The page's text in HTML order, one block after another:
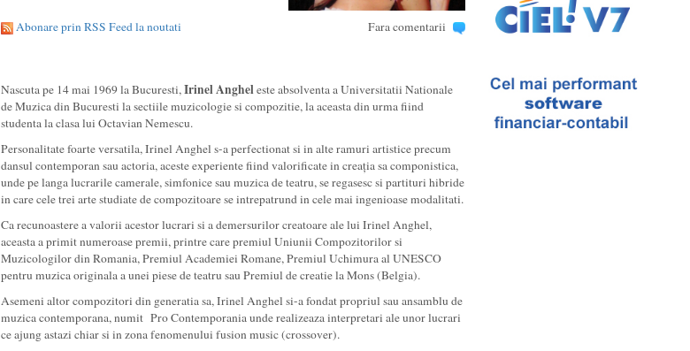
Abonare prin RSS Feed la noutati Fara comentarii
Nascuta pe 14 mai 1969 la Bucuresti,Irinel Angheleste absolventa a Universitatii Nationale
de Muzica din Bucuresti la sectiile muzicologie si compozitie, la aceasta din urma fiind
studenta la clasa lui Octavian Nemescu.
Personalitate foarte versatila, Irinel Anghel s-a perfectionat si in alte ramuri artistice precum
dansul contemporan sau actoria, aceste experiente fiind valorificate in creația sa componistica,
unde pe langa lucrarile camerale, simfonice sau muzica de teatru, se regasesc si partituri hibride
in care cele trei arte studiate de compozitoare se intrepatrund in cele mai ingenioase modalitati.
Ca recunoastere a valorii acestor lucrari si a demersurilor creatoare ale lui Irinel Anghel,
aceasta a primit numeroase premii, printre care premiul Uniunii Compozitorilor si
Muzicologilor din Romania, Premiul Academiei Romane, Premiul Uchimura al UNESCO
pentru muzica originala a unei piese de teatru sau Premiul de creatie la Mons (Belgia).
Asemeni altor compozitori din generatia sa, Irinel Anghel si-a fondat propriul sau ansamblu de
muzica contemporana, numit Pro Contemporania unde realizeaza interpretari ale unor lucrari
ce ajung astazi chiar si in zona fenomenului fusion music (crossover).